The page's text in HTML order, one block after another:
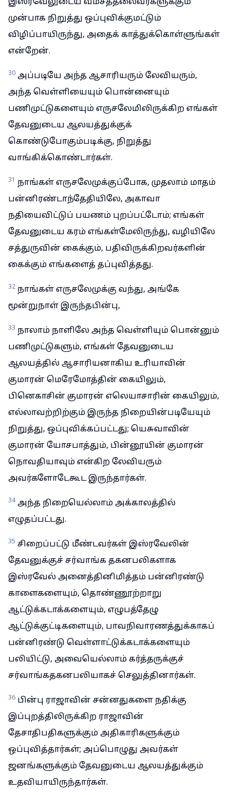
இஸ்ரவேலுடைய வம்சத்தலைவர்களுக்கும்
முன்பாக நிறுத்து ஒப்புவிக்குமட்டும்
விழிப்பாயிருந்து, அதைக் காத்துக்கொள்ளுங்கள்
என்றேன்.
30 அப்படியே அந்த ஆசாரியரும் லேவியரும்,
அந்த வெள்ளியையும் பொன்னையும்
பணிமுட்டுகளையும் எருசலேமிலிருக்கிற எங்கள்
தேவனுடைய ஆலயத்துக்குக்
கொண்டுபோகும்படிக்கு, நிறுத்து
வாங்கிக்கொண்டார்கள்.
31 நாங்கள் எருசலேமுக்குப்போக, முதலாம் மாதம்
பன்னிரண்டாந்தேதியிலே, அகாவா
நதியைவிட்டுப் பயணம் புறப்பட்டோம்; எங்கள்
தேவனுடைய கரம் எங்கள்மேலிருந்து, வழியிலே
சத்துருவின் கைக்கும், பதிவிருக்கிறவர்களின்
கைக்கும் எங்களைத் தப்புவித்தது.
32 நாங்கள் எருசலேமுக்கு வந்து, அங்கே
மூன்றுநாள் இருந்தபின்பு,
33 நாலாம் நாளிலே அந்த வெள்ளியும் பொன்னும்
பணிமுட்டுகளும், எங்கள் தேவனுடைய
ஆலயத்தில் ஆசாரியனாகிய உரியாவின்
குமாரன் மெரேமோத்தின் கையிலும்,
பினெகாசின் குமாரன் எலெயாசாரின் கையிலும்,
எல்லாவற்றிற்கும் இருந்த நிறையின்படியேயும்
நிறுத்து, ஒப்புவிக்கப்பட்டது; யெசுவாவின்
குமாரன் யோசபாத்தும், பின்னூயின் குமாரன்
நொவதியாவும் என்கிற லேவியரும்
அவர்களோடேகூட இருந்தார்கள்.
34 அந்த நிறையெல்லாம் அக்காலத்தில்
எழுதப்பட்டது.
35 சிறைப்பட்டு மீண்டவர்கள் இஸ்ரவேலின்
தேவனுக்குச் சர்வாங்க தகனபலிகளாக
இஸ்ரவேல் அனைத்தினிமித்தம் பன்னிரண்டு
காளைகளையும், தொண்ணூற்றாறு
ஆட்டுக்கடாக்களையும், எழுபத்தேழு
ஆட்டுக்குட்டிகளையும், பாவநிவாரணத்துக்காகப்
பன்னிரண்டு வெள்ளாட்டுக்கடாக்களையும்
பலியிட்டு, அவையெல்லாம் கர்த்தருக்குச்
சர்வாங்கதகனபலியாகச் செலுத்தினார்கள்.
36 பின்பு ராஜாவின் சன்னதுகளை நதிக்கு
இப்புறத்திலிருக்கிற ராஜாவின்
தேசாதிபதிகளுக்கும் அதிகாரிகளுக்கும்
ஒப்புவித்தார்கள்; அப்பொழுது அவர்கள்
ஜனங்களுக்கும் தேவனுடைய ஆலயத்துக்கும்
உதவியாயிருந்தார்கள்.